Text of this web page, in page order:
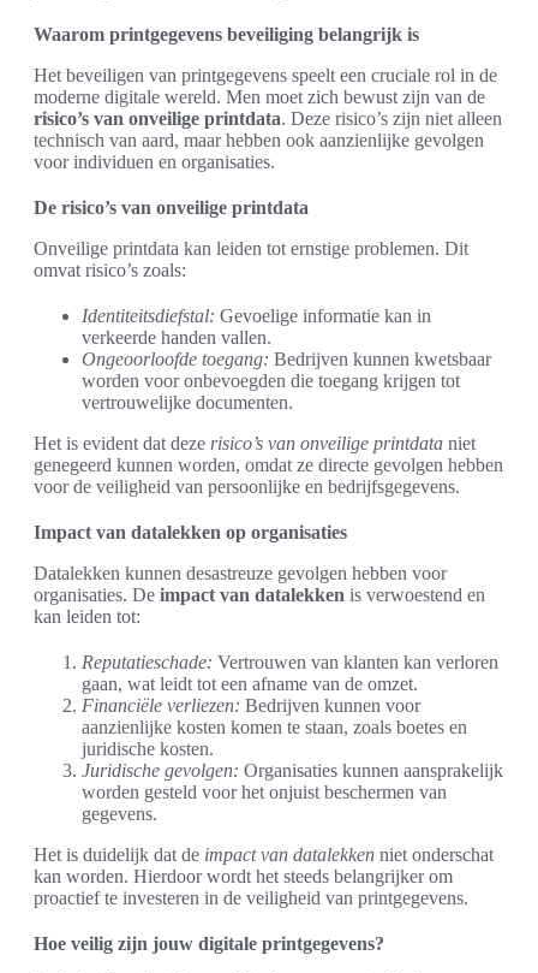
Waarom printgegevens beveiliging belangrijk is
Het beveiligen van printgegevens speelt een cruciale rol in de
moderne digitale wereld. Men moet zich bewust zijn van de
risico’s van onveilige printdata. Deze risico’s zijn niet alleen
technisch van aard, maar hebben ook aanzienlijke gevolgen
voor individuen en organisaties.
De risico’s van onveilige printdata
Onveilige printdata kan leiden tot ernstige problemen. Dit
omvat risico’s zoals:
Identiteitsdiefstal: Gevoelige informatie kan in
verkeerde handen vallen.
Ongeoorloofde toegang: Bedrijven kunnen kwetsbaar
worden voor onbevoegden die toegang krijgen tot
vertrouwelijke documenten.
Het is evident dat deze risico’s van onveilige printdata niet
genegeerd kunnen worden, omdat ze directe gevolgen hebben
voor de veiligheid van persoonlijke en bedrijfsgegevens.
Impact van datalekken op organisaties
Datalekken kunnen desastreuze gevolgen hebben voor
organisaties. De impact van datalekken is verwoestend en
kan leiden tot:
Reputatieschade: Vertrouwen van klanten kan verloren
gaan, wat leidt tot een afname van de omzet.
Financiële verliezen: Bedrijven kunnen voor
aanzienlijke kosten komen te staan, zoals boetes en
juridische kosten.
Juridische gevolgen: Organisaties kunnen aansprakelijk
worden gesteld voor het onjuist beschermen van
gegevens.
Het is duidelijk dat de impact van datalekken niet onderschat
kan worden. Hierdoor wordt het steeds belangrijker om
proactief te investeren in de veiligheid van printgegevens.
Hoe veilig zijn jouw digitale printgegevens?